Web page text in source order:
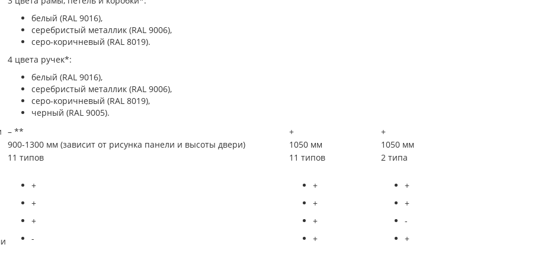
белый (RAL 9016),
серебристый металлик (RAL 9006),
серо-коричневый (RAL 8019).
4 цвета ручек*:
белый (RAL 9016),
серебристый металлик (RAL 9006),
серо-коричневый (RAL 8019),
черный (RAL 9005).
– ** +
+
900-1300 мм (зависит от рисунка панели и высоты двери) 1050 мм
1050 мм
11 типов 11 типов
2 типа
+
+
+
-
+
+
+
+
+
+
-
+